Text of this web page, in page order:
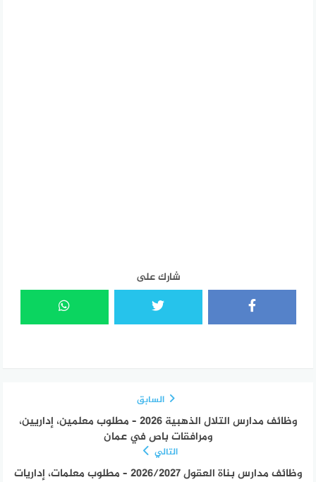
شارك على
السابق
وظائف مدارس التلال الذهبية 2026 – مطلوب معلمين، إداريين،
ومرافقات باص في عمان
التالي
وظائف مدارس بناة العقول 2026/2027 – مطلوب معلمات، إداريات